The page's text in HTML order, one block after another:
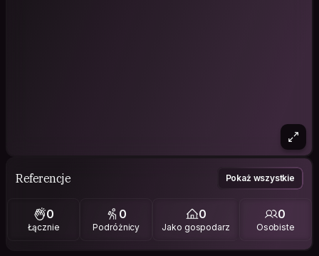
Referencje Pokaż wszystkie
0
Łącznie
0
Podróżnicy
0
Jako gospodarz
0
Osobiste